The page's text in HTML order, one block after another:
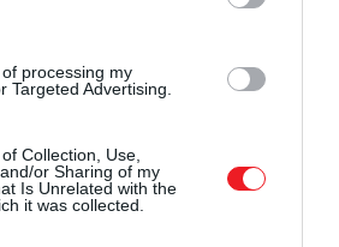
processing my
Targeted Advertising.
Collection, Use,
or Sharing of my
Is Unrelated with the
it was collected.
– köztük az első légterelő –
kísérlethez a Giti által fejlesztett
használták, amelyek speciális
feletti tempónál is.